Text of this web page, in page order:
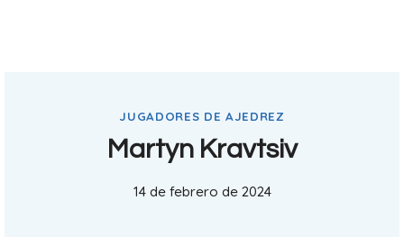
JUGADORES DE AJEDREZ
Martyn Kravtsiv
14 de febrero de 2024